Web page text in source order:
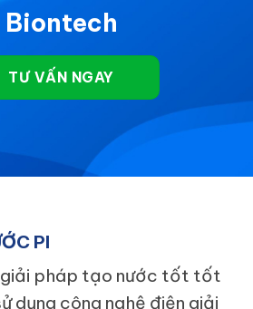
Biontech
TƯ VẤN NGAY
PI
giải pháp tạo nước tốt tốt
dụng công nghệ điện giải